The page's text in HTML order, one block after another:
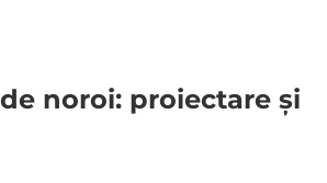
noroi: proiectare și